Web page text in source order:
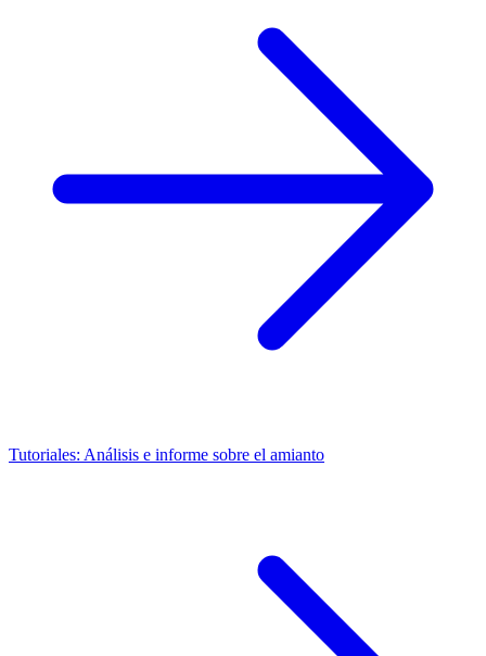
Tutoriales: Análisis e informe sobre el amianto